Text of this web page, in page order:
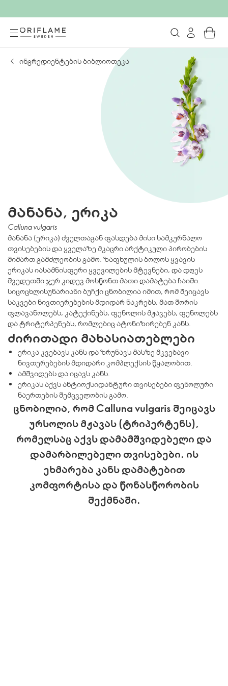
ინგრედიენტების ბიბლიოთეკა
მანანა, ერიკა
Calluna vulgaris
მანანა (ერიკა) ძველთაგან ფასდება მისი სამკურნალო
თვისებების და ყველაზე მკაცრი არქტიკული პირობების
მიმართ გამძლეობის გამო. ზაფხულის ბოლოს ყვავის
ერიკას იასამნისფერი ყვევილების მტევნები, და დღეს
შვედეთში ჯერ კიდევ მოსწონთ მათი დამატება ჩაიში.
სიცოცხლისუნარიანი ბუჩქი ცნობილია იმით, რომ შეიცავს
საკვები ნივთიერებების მდიდარ ნაკრებს, მათ შორის
ფლავანოლებს, კატექინებს, ფენოლის მჟავებს, ფენოლებს
და ტრიტერპენებს, რომლებიც ატონიზირებენ კანს.
ძირითადი მახასიათებლები
ერიკა კვებავს კანს და ზრუნავს მასზე მკვებავი
ნივთერებების მდიდარი კომპლექსის წყალობით.
ამშვიდებს და იცავს კანს.
ერიკას აქვს ანტიოქსიდანტური თვისებები ფენოლური
ნაერთების შემცველობის გამო.
ცნობილია, რომ Calluna vulgaris შეიცავს
ურსოლის მჟავას (ტრიპერტენს),
რომელსაც აქვს დამამშვიდებელი და
დამარბილებელი თვისებები. ის
ეხმარება კანს დამატებით
კომფორტისა და წონასწორობის
შექმნაში.